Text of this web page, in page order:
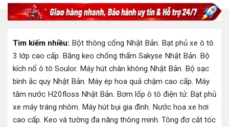
2.599.000 ₫.
Tìm kiếm nhiều: Bột thông cống Nhật Bản. Bạt phủ xe ô tô
3 lớp cao cấp. Băng keo chống thấm Sakyse Nhật Bản. Bộ
kích nổ ô tô Soulor. Máy hút chân không Nhật Bản. Bộ sạc
bình ắc quy Nhật Bản. Máy ép hoa quả chậm cao cấp. Máy
tăm nước H20floss Nhật Bản. Bơm lốp ô tô điện tử. Bạt phủ
xe máy tráng nhôm. Máy hút bụi gia đình. Nước hoa xe hơi
cao cấp. Keo vá tường đa năng thông minh. Tông đơ cắt tóc